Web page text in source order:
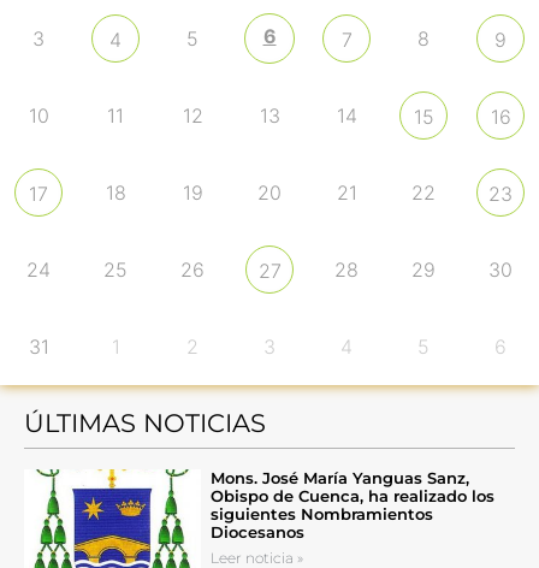
3 4 5 6 7 8 9
10 11 12 13 14 15 16
17 18 19 20 21 22 23
24 25 26 27 28 29 30
31 1 2 3 4 5 6
ÚLTIMAS NOTICIAS
Mons. José María Yanguas Sanz,
Obispo de Cuenca, ha realizado los
siguientes Nombramientos
Diocesanos
Leer noticia »